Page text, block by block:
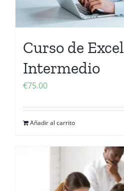
Curso de Excel
Intermedio
€75.00
Añadir al carrito